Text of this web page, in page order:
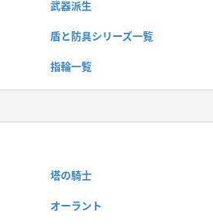
武器派生
盾と防具シリーズ一覧
指輪一覧
塔の騎士
オーラント